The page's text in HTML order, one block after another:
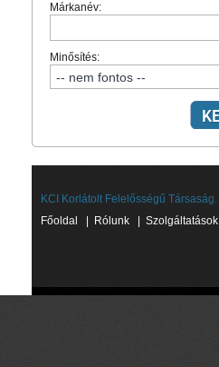
Márkanév:
Minősítés:
KCI Korlátolt Felelősségű Társaság.
Főoldal
Rólunk Szolgáltatások